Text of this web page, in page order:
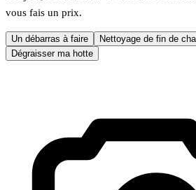
vous fais un prix.
Un débarras à faire
Nettoyage de fin de
Dégraisser ma hotte